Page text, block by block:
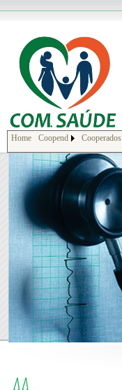
Home Coopend Cooperados